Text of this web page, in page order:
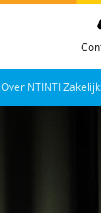
Over NTINTI Zakelijk